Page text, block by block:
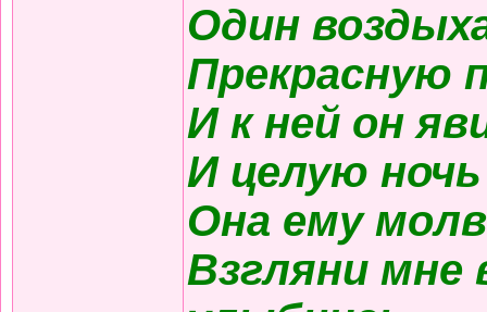
Один
Прекрасную
И к ней он
И целую
Она ему
Взгляни мне